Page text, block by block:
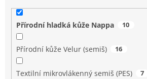
Přírodní hladká kůže Nappa 10
Přírodní kůže Velur (semiš) 16
Textilní mikrovlákenný semiš (PES) 7